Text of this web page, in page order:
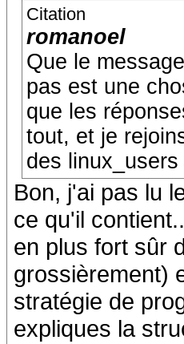
Citation
romanoel
Que le
pas est une
que les
tout, et je
des
Bon, j'ai pas lu
ce qu'il
en plus fort sûr
grossièrement)
stratégie de
expliques la